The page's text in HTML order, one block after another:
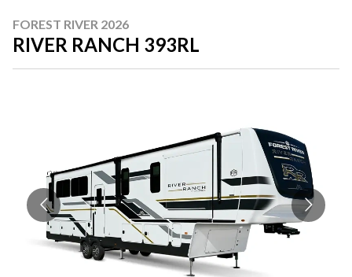
FOREST RIVER 2026
RIVER RANCH 393RL